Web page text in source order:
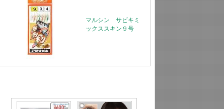
マルシン サビキミ
ックススキン９号